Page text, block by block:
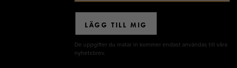
LÄGG TILL MIG
De uppgifter du matar in kommer endast användas till våra
nyhetsbrev.